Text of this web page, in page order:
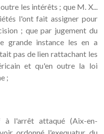
les intérêts ; que M. X...
l'ont fait assigner pour
; que par jugement du
grande instance les en a
pas de lien rattachant les
et qu'en outre la loi
;
l'arrêt attaqué (Aix-en-